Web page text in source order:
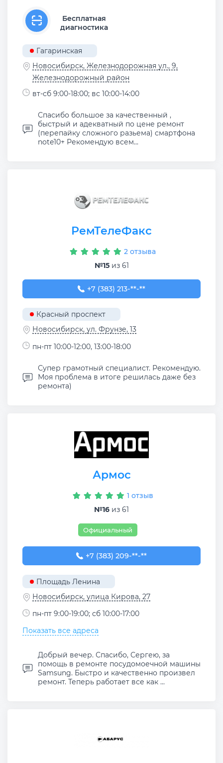
Бесплатная
диагностика
Гагаринская
Новосибирск, Железнодорожная ул., 9,
Железнодорожный район
вт-сб 9:00-18:00; вс 10:00-14:00
Спасибо большое за качественный ,
быстрый и адекватный по цене ремонт
(перепайку сложного разьема) смартфона
note10+ Рекомендую всем...
РемТелеФакс
2 отзыва
№15из 61
+7 (383) 213-73-66
+7 (383) 213-**-**
Красный проспект
Новосибирск, ул. Фрунзе, 13
пн-пт 10:00-12:00, 13:00-18:00
Супер грамотный специалист. Рекомендую.
Моя проблема в итоге решилась даже без
ремонта)
Армос
1 отзыв
№16 из 61
Официальный
+7 (383) 209-02-30
+7 (383) 209-**-**
Площадь Ленина
Новосибирск, улица Кирова, 27
пн-пт 9:00-19:00; сб 10:00-17:00
Показать все адреса
Добрый вечер. Спасибо, Сергею, за
помощь в ремонте посудомоечной машины
Samsung. Быстро и качественно произвел
ремонт. Теперь работает все как ...